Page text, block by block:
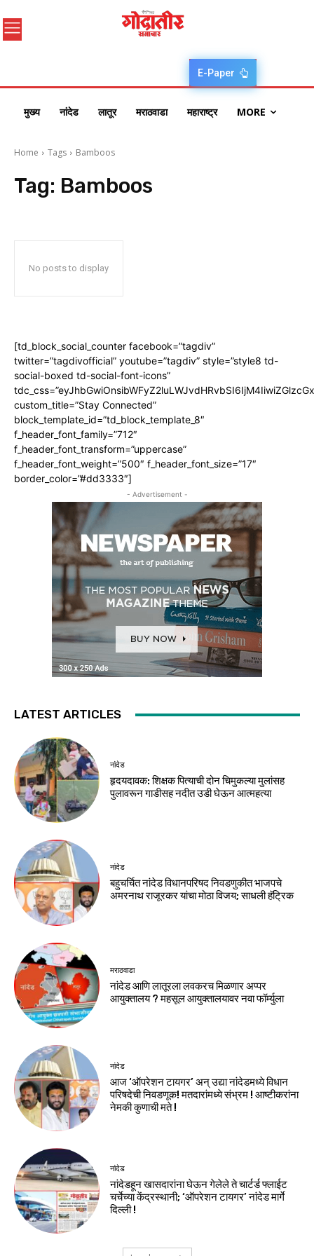
E-Paper
मुख्य नांदेड लातूर मराठवाडा महाराष्ट्र MORE
Home Tags Bamboos
Tag: Bamboos
No posts to display
[td_block_social_counter facebook=”tagdiv”
twitter=”tagdivofficial” youtube=”tagdiv” style=”style8 td-
social-boxed td-social-font-icons”
custom_title=”Stay Connected”
block_template_id=”td_block_template_8″
f_header_font_family=”712″
f_header_font_transform=”uppercase”
f_header_font_weight=”500″ f_header_font_size=”17″
border_color=”#dd3333″]
- Advertisement -
LATEST ARTICLES
नांदेड
हृदयदावक: शिक्षक पित्याची दोन चिमुकल्या मुलांसह
पुलावरून गाडीसह नदीत उडी घेऊन आत्महत्या
नांदेड
बहुचर्चित नांदेड विधानपरिषद निवडणुकीत भाजपचे
अमरनाथ राजूरकर यांचा मोठा विजय; साधली हॅट्रिक
मराठवाडा
नांदेड आणि लातूरला लवकरच मिळणार अप्पर
आयुक्तालय ? महसूल आयुक्तालयावर नवा फॉर्म्युला
नांदेड
आज ‘ऑपरेशन टायगर’ अन् उद्या नांदेडमध्ये विधान
परिषदेची निवडणूक! मतदारांमध्ये संभ्रम ! आष्टीकरांना
नेमकी कुणाची मते !
नांदेड
नांदेडहून खासदारांना घेऊन गेलेले ते चार्टर्ड फ्लाईट
चर्चेच्या केंद्रस्थानी; ‘ऑपरेशन टायगर’ नांदेड मार्गे
दिल्ली !